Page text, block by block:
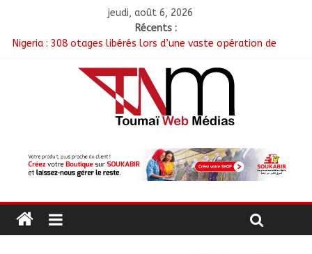
jeudi, août 6, 2026
Récents :
Nigeria : 308 otages libérés lors d’une vaste opération de
Santé : La Commune de N’Djamena et l’OMS renforcent leur
RGPH-3 : Les communautés nomades de Ferrick Kodjoguila se
mobilisent pour le recensement
100 jeunes entrepreneurs tchadiens au Maroc
Tchad : L’AMET réagit à la suspension des demandes de